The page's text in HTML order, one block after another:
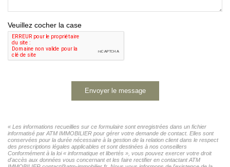
Veuillez cocher la case
Envoyer le message
« Les informations recueillies sur ce formulaire sont enregistrées dans un fichier
informatisé par ATM IMMOBILIER pour gérer votre demande de contact. Elles sont
conservées pour la durée nécessaire à la gestion de la relation client dans le respect
des prescriptions légales applicables et sont destinées à nos conseillers
Conformément à la loi « informatique et libertés », vous pouvez exercer votre droit
d'accès aux données vous concernant et les faire rectifier en contactant ATM